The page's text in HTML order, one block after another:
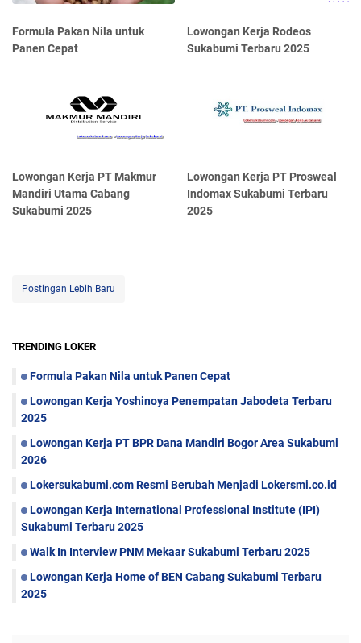
Formula Pakan Nila untuk
Panen Cepat
Lowongan Kerja Rodeos
Sukabumi Terbaru 2025
Lowongan Kerja PT Makmur
Mandiri Utama Cabang
Sukabumi 2025
Lowongan Kerja PT Prosweal
Indomax Sukabumi Terbaru
2025
Postingan Lebih Baru
TRENDING LOKER
Formula Pakan Nila untuk Panen Cepat
Lowongan Kerja Yoshinoya Penempatan Jabodeta Terbaru
2025
Lowongan Kerja PT BPR Dana Mandiri Bogor Area Sukabumi
2026
Lokersukabumi.com Resmi Berubah Menjadi Lokersmi.co.id
Lowongan Kerja International Professional Institute (IPI)
Sukabumi Terbaru 2025
Walk In Interview PNM Mekaar Sukabumi Terbaru 2025
Lowongan Kerja Home of BEN Cabang Sukabumi Terbaru
2025